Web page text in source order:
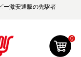
ー激安通販の先駆者
0